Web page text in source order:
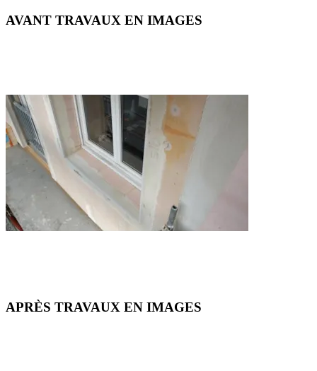
AVANT TRAVAUX EN IMAGES
APRÈS TRAVAUX EN IMAGES